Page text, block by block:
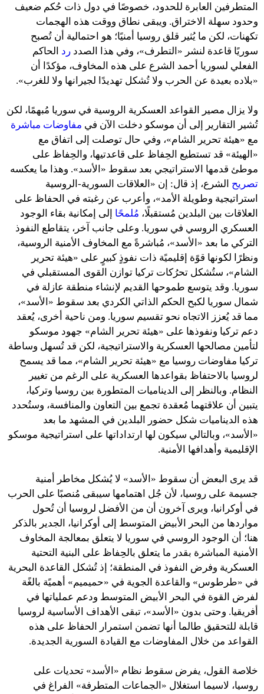
المتطرفين العابرة للحدود، خصوصًا في دول ذات حُكم ضعيف
وحدود سهلة الاختراق. ويبقى نطاق ووقت هذه الهجمات
تكهنات، لكن ما يُثير قلق روسيا أمنيًا؛ هو احتمالية أن تُصبح
سوريًا قاعدة لنشر «التطرف»، وفي هذا الصدد رد الحاكم
الفعلي لسوريا أحمد الشرع على هذه المخاوف، مؤكدًا أن
«بلاده بعيدة عن الحرب ولا تُشكل تهديدًا لجيرانها ولا للغرب».
ولا يزال مصير القواعد العسكرية الروسية في سوريا مُبهمًا، لكن
تُشير التقارير إلى أن موسكو دخلت الآن في مفاوضات مباشرة
مع «هيئة تحرير الشام»، وفي حال توصلت إلى اتفاق مع
«الهيئة» قد تستطيع الحِفاظ على قاعدتيها، والحِفاظ على
موطئ قدمها الاستراتيجي بعد سقوط «الأسد». وهذا ما يعكسه
تصريح الشرع، إذ قال: إن «العلاقات السورية-الروسية
استراتيجية وطويلة الأمد»، وأعرب عن رغبته في الحفاظ على
العلاقات بين البلدين مُستقبلًا، مُلمحًا إلى إمكانية بقاء الوجود
العسكري الروسي في سوريا. وعلى جانب آخر، يتقاطع النفوذ
التركي ما بعد «الأسد»، مُباشرةً مع المخاوف الأمنية الروسية،
ونظرًا لكونها قوًة إقليميًة ذات نفوذٍ كبيرٍ على «هيئة تحرير
الشام»، ستُشكل تحرُكات تركيا توازن القوى المستقبلي في
سوريا. وقد يتوسع طموحها القديم لإنشاء منطقة عازلة في
شمال سوريا لكبح الحكم الذاتي الكردي بعد سقوط «الأسد»،
مما قد يُعزز الاتجاه نحو تقسيم سوريا. ومن ناحية أخرى، يُعقد
دعم تركيا ونفوذها على «هيئة تحرير الشام» جهود موسكو
لتأمين مصالحها العسكرية والاستراتيجية، لكن قد تُسهل وساطة
تركيا مفاوضات روسيا مع «هيئة تحرير الشام»، مما قد يسمح
لروسيا بالاحتفاظ بقواعدها العسكرية على الرغم من تغيير
النظام. وبالنظر إلى الديناميات المتطورة بين روسيا وتركيا،
يتبين أن علاقتهما مُعقدة تجمع بين التعاون والمنافسة، وستُحدد
هذه الديناميات شكل حضور البلدين في المشهد ما بعد
«الأسد»، وبالتالي سيكون لها ارتداداتها على استراتيجية موسكو
الإقليمية وأهدافها الأمنية.
قد يرى البعض أن سقوط «الأسد» لا يُشكل مخاطر أمنية
جسيمة على روسيا، لأن جُل اهتمامها سيبقى مُنصبًا على الحرب
في أوكرانيا، ويرى آخرون أن من الأفضل لروسيا أن تُحول
مواردها من البحر الأبيض المتوسط ​​إلى أوكرانيا، الجدير بالذكر
هنا؛ أن الوجود الروسي في سوريا لا يتعلق بمعالجة المخاوف
الأمنية المباشرة بقدر ما يتعلق بالحِفاظ على البنية التحتية
العسكرية وفرض النفوذ في المنطقة؛ إذ تُشكل القاعدة البحرية
في «طرطوس» والقاعدة الجوية في «حميميم» أهميًة بالغًة
لفرض القوة في البحر الأبيض المتوسط ​​ودعم عملياتها في
أفريقيا. وحتى بدون «الأسد»، تبقى الأهداف الأساسية لروسيا
قابلة للتحقيق طالما أنها تضمن استمرار الحفاظ على هذه
القواعد من خلال المفاوضات مع القيادة السورية الجديدة.
خلاصة القول، يفرض سقوط نظام «الأسد» تحديات على
روسيا، لاسيما استغلال «الجماعات المتطرفة» الفراغ في